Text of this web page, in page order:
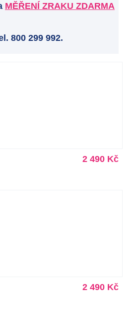
MĚŘENÍ ZRAKU ZDARMA
800 299 992.
2 490 Kč
2 490 Kč